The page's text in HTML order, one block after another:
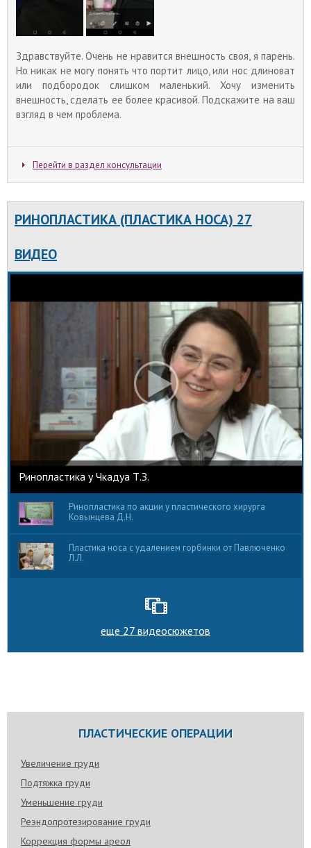
Реабилитация после ринопластики
В погоне за идеальной внешностью, огромное
внимание уделяется коррекции носа. Но стоит
учитывать, что конечный результат зависит не
только от того, насколько успешно проведена
сама операция, но и насколько грамотно
Здравствуйте. Очень не нравится внешность своя, я парень.
Но никак не могу понять что портит лицо, или нос длиноват
или подбородок слишком маленький. Хочу изменить
внешность, сделать ее более красивой. Подскажите на ваш
взгляд в чем проблема.
Перейти в раздел консультации
РИНОПЛАСТИКА (ПЛАСТИКА НОСА) 27
ВИДЕО
Ринопластика у Чкадуа Т.З.
Ринопластика по акции у пластического хирурга
Ковынцева Д.Н.
Пластика носа с удалением горбинки от Павлюченко
Л.Л.
еще 27 видеосюжетов
ПЛАСТИЧЕСКИЕ ОПЕРАЦИИ
Увеличение груди
Подтяжка груди
Уменьшение груди
Реэндопротезирование груди
Коррекция формы ареол